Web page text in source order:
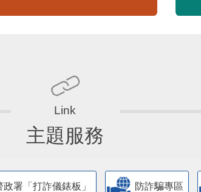
主題服務
政署「打詐儀錶板」 防詐騙專區